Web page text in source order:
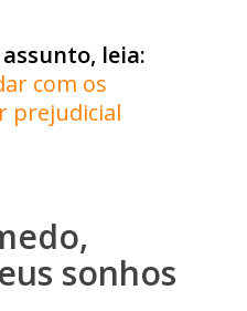
leia:
com os
prejudicial
sonhos